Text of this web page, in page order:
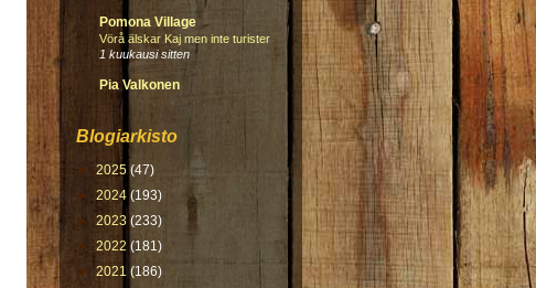
Pomona Village
Vörå älskar Kaj men inte turister
1 kuukausi sitten
Pia Valkonen
Blogiarkisto
2025 (47)
► 2024 (193)
► 2023 (233)
► 2022 (181)
► 2021 (186)